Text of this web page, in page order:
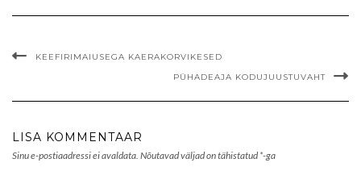
KEEFIRIMAIUSEGA KAERAKORVIKESED
PÜHADEAJA KODUJUUSTUVAHT
LISA KOMMENTAAR
Sinu e-postiaadressi ei avaldata. Nõutavad väljad on tähistatud *-ga